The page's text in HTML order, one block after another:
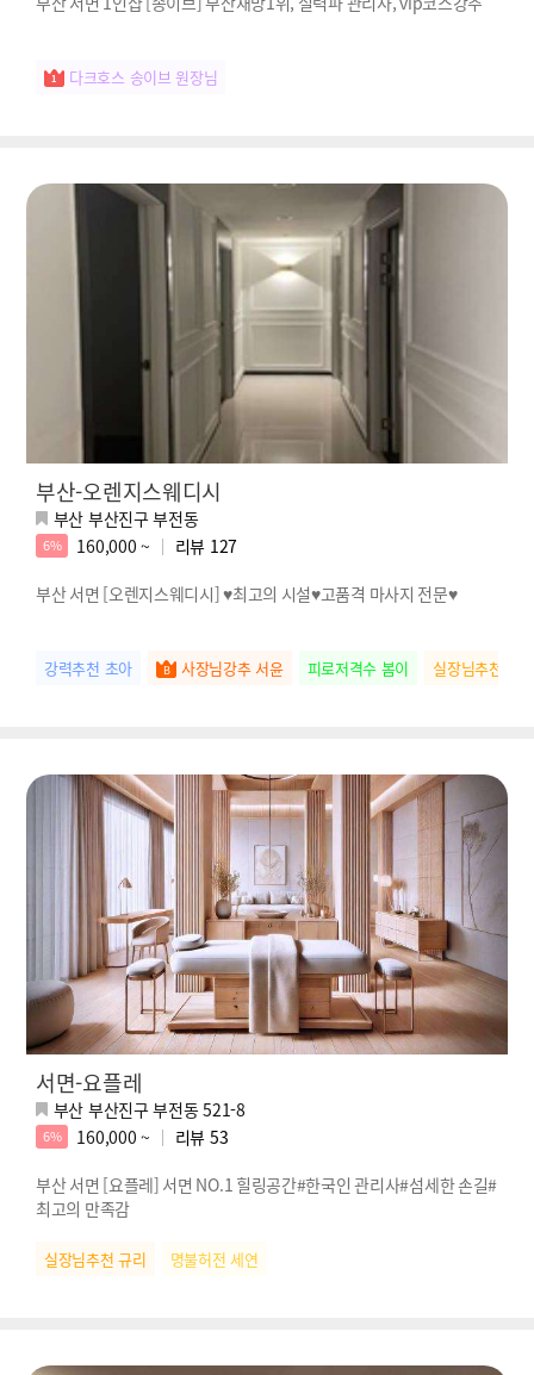
다크호스 송이브 원장님
부산-오렌지스웨디시
부산 부산진구 부전동
6% 160,000 ~ 리뷰 127
부산 서면 [오렌지스웨디시] ♥최고의 시설♥고품격 마사지 전문♥
강력추천 초아 사장님강추 서윤 피로저격수 봄이 실장님추천 하율
서면-요플레
부산 부산진구 부전동 521-8
6% 160,000 ~ 리뷰 53
부산 서면 [요플레] 서면 NO.1 힐링공간#한국인 관리사#섬세한 손길#
최고의 만족감
실장님추천 규리 명불허전 세연